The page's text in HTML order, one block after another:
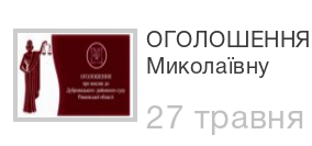
ОГОЛОШЕННЯ
Миколаївну
27